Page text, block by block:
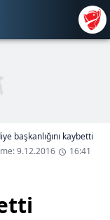
başkanlığını kaybetti
9.12.2016 16:41